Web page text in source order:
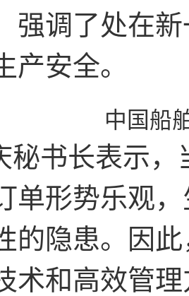
强调了处在
产安全。
中国船
秘书长表示
单形势乐观
的隐患。因
术和高效管